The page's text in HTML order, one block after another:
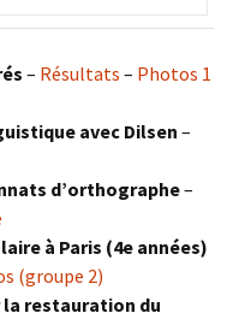
– Résultats – Photos 1
avec Dilsen –
d’orthographe–
à Paris (4e années)
(groupe 2)
restauration du